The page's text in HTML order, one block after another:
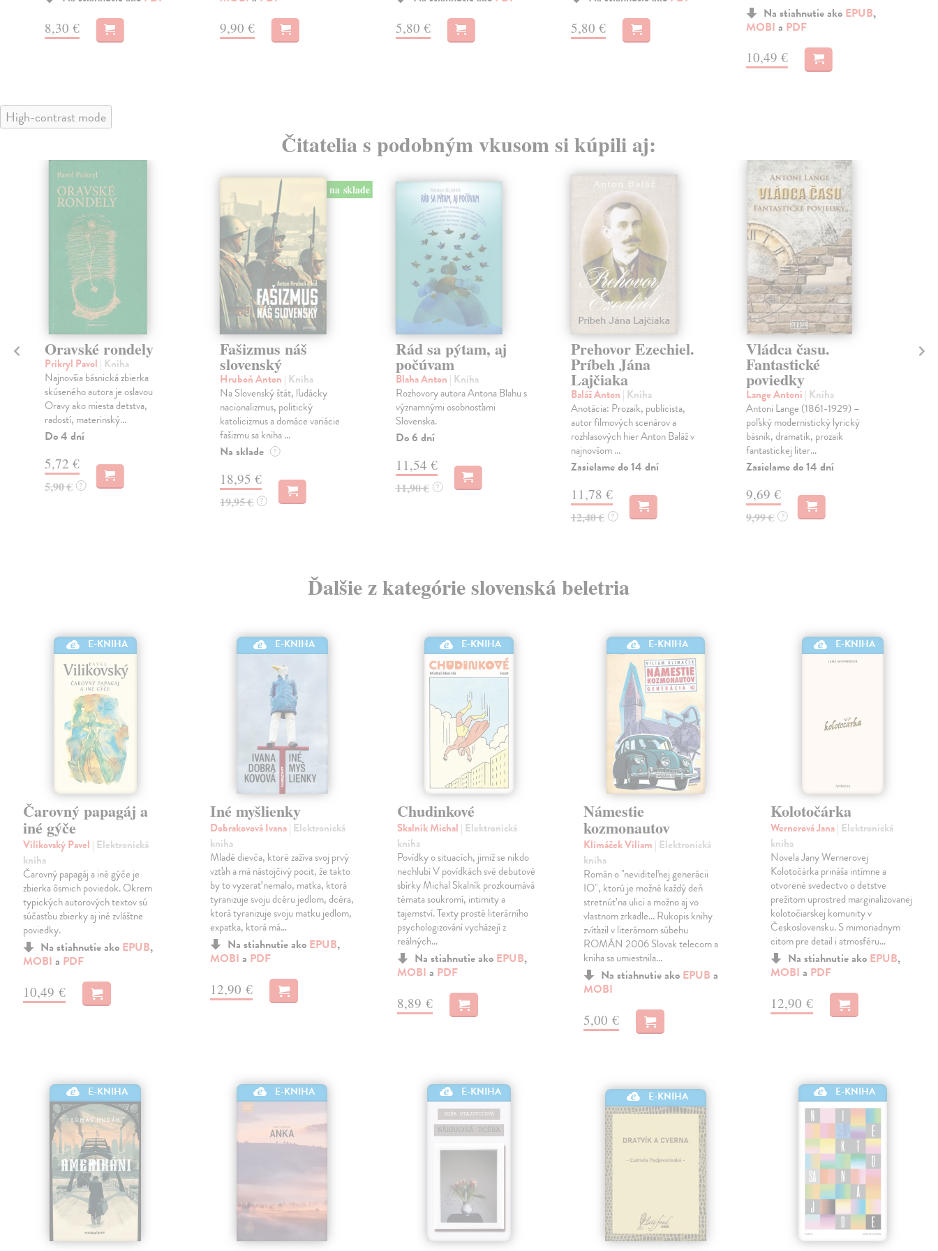
8,30 € 9,90 € 5,80 € 5,80 €
Na stiahnutie ako EPUB,
MOBI a PDF
10,49 €
High-contrast mode
Čitatelia s podobným vkusom si kúpili aj:
Oravské rondely
Prikryl Pavol | Kniha
Najnovšia básnická zbierka
skúseného autora je oslavou
Oravy ako miesta detstva,
radostí, materinský...
Do 4 dní
5,72 €
5,90 € ?
na sklade
Fašizmus náš
slovenský
Hruboň Anton | Kniha
Na Slovenský štát, ľudácky
nacionalizmus, politický
katolicizmus a domáce variácie
fašizmu sa kniha ...
Na sklade ?
18,95 €
19,95 € ?
Rád sa pýtam, aj
počúvam
Blaha Anton | Kniha
Rozhovory autora Antona Blahu s
významnými osobnosťami
Slovenska.
Do 6 dní
11,54 €
11,90 € ?
Prehovor Ezechiel.
Príbeh Jána
Lajčiaka
Baláž Anton | Kniha
Anotácia: Prozaik, publicista,
autor filmových scenárov a
rozhlasových hier Anton Baláž v
najnovšom ...
Zasielame do 14 dní
11,78 €
12,40 € ?
Vládca času.
Fantastické
poviedky
Lange Antoni | Kniha
Antoni Lange (1861-1929) –
poľský modernistický lyrický
básnik, dramatik, prozaik
fantastickej liter...
Zasielame do 14 dní
9,69 €
9,99 € ?
Ďalšie z kategórie slovenská beletria
E-KNIHA
Čarovný papagáj a
iné gýče
Vilikovský Pavel | Elektronická
kniha
Čarovný papagáj a iné gýče je
zbierka ôsmich poviedok. Okrem
typických autorových textov sú
súčasťou zbierky aj iné zvláštne
poviedky.
Na stiahnutie ako EPUB,
MOBI a PDF
10,49 €
E-KNIHA
Iné myšlienky
Dobrakovová Ivana| Elektronická
kniha
Mladé dievča, ktoré zažíva svoj prvý
vzťah a má nástojčivý pocit, že takto
by to vyzerať nemalo, matka, ktorá
tyranizuje svoju dcéru jedlom, dcéra,
ktorá tyranizuje svoju matku jedlom,
expatka, ktorá má…
Na stiahnutie ako EPUB,
MOBI a PDF
12,90 €
E-KNIHA
Chudinkové
Skalník Michal | Elektronická
kniha
Povídky o situacích, jimiž se nikdo
nechlubí V povídkách své debutové
sbírky Michal Skalník prozkoumává
témata soukromí, intimity a
tajemství. Texty prosté literárního
psychologizování vycházejí z
reálných…
Na stiahnutie ako EPUB,
MOBI a PDF
8,89 €
E-KNIHA
Námestie
kozmonautov
Klimáček Viliam | Elektronická
kniha
Román o "neviditeľnej generácii
IO", ktorú je možné každý deň
stretnúť na ulici a možno aj vo
vlastnom zrkadle... Rukopis knihy
zvíťazil v literárnom súbehu
ROMÁN 2006 Slovak telecom a
kniha sa umiestnila…
Na stiahnutie ako EPUB a
MOBI
5,00 €
E-KNIHA
Kolotočárka
Wernerová Jana| Elektronická
kniha
Novela Jany Wernerovej
Kolotočárka prináša intímne a
otvorené svedectvo o detstve
prežitom uprostred marginalizovanej
kolotočiarskej komunity v
Československu. S mimoriadnym
citom pre detail i atmosféru…
Na stiahnutie ako EPUB,
MOBI a PDF
12,90 €
E-KNIHA E-KNIHA E-KNIHA E-KNIHA E-KNIHA